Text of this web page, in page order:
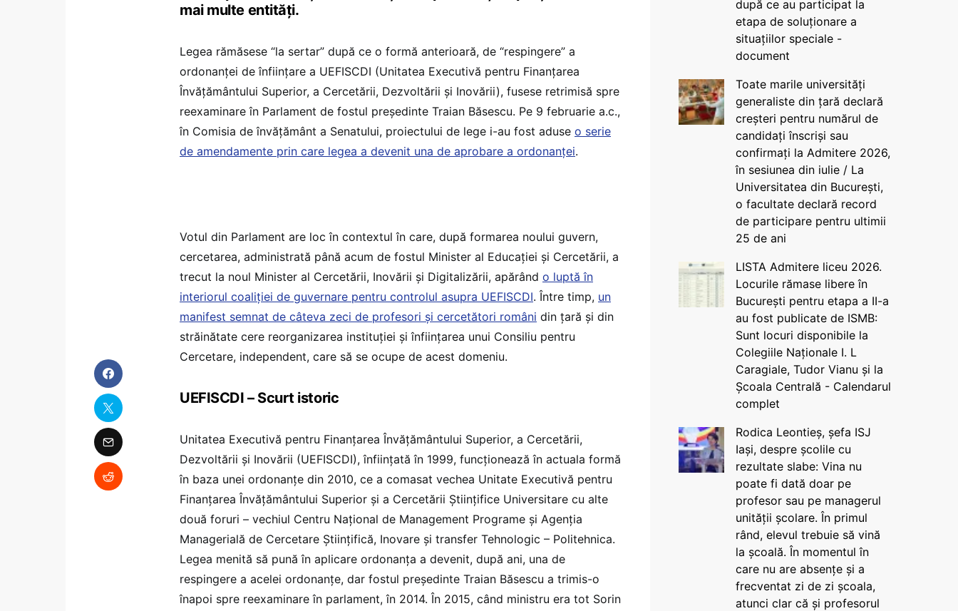
mai multe entități.
Legea rămăsese “la sertar” după ce o formă anterioară, de “respingere” a
ordonanței de înființare a UEFISCDI (Unitatea Executivă pentru Finanțarea
Învățământului Superior, a Cercetării, Dezvoltării și Inovării), fusese retrimisă spre
reexaminare în Parlament de fostul președinte Traian Băsescu. Pe 9 februarie a.c.,
în Comisia de învățământ a Senatului, proiectului de lege i-au fost aduse o serie
de amendamente prin care legea a devenit una de aprobare a ordonanței.
Votul din Parlament are loc în contextul în care, după formarea noului guvern,
cercetarea, administrată până acum de fostul Minister al Educației și Cercetării, a
trecut la noul Minister al Cercetării, Inovării și Digitalizării, apărând o luptă în
interiorul coaliției de guvernare pentru controlul asupra UEFISCDI. Între timp, un
manifest semnat de câteva zeci de profesori și cercetători români din țară și din
străinătate cere reorganizarea instituției și înființarea unui Consiliu pentru
Cercetare, independent, care să se ocupe de acest domeniu.
UEFISCDI – Scurt istoric
Unitatea Executivă pentru Finanțarea Învățământului Superior, a Cercetării,
Dezvoltării și Inovării (UEFISCDI), înființată în 1999, funcționează în actuala formă
în baza unei ordonanțe din 2010, ce a comasat vechea Unitate Executivă pentru
Finanțarea Învățământului Superior și a Cercetării Științifice Universitare cu alte
două foruri – vechiul Centru Național de Management Programe și Agenția
Managerială de Cercetare Științifică, Inovare și transfer Tehnologic – Politehnica.
Legea menită să pună în aplicare ordonanța a devenit, după ani, una de
respingere a acelei ordonanțe, dar fostul președinte Traian Băsescu a trimis-o
înapoi spre reexaminare în parlament, în 2014. În 2015, când ministru era tot Sorin
după ce au participat la
etapa de soluționare a
situațiilor speciale -
document
Toate marile universități
generaliste din țară declară
creșteri pentru numărul de
candidați înscriși sau
confirmați la Admitere 2026,
în sesiunea din iulie / La
Universitatea din București,
o facultate declară record
de participare pentru ultimii
25 de ani
LISTA Admitere liceu 2026.
Locurile rămase libere în
București pentru etapa a II-a
au fost publicate de ISMB:
Sunt locuri disponibile la
Colegiile Naționale I. L
Caragiale, Tudor Vianu și la
Școala Centrală - Calendarul
complet
Rodica Leontieș, șefa ISJ
Iași, despre școlile cu
rezultate slabe: Vina nu
poate fi dată doar pe
profesor sau pe managerul
unității școlare. În primul
rând, elevul trebuie să vină
la școală. În momentul în
care nu are absențe și a
frecventat zi de zi școala,
atunci clar că și profesorul